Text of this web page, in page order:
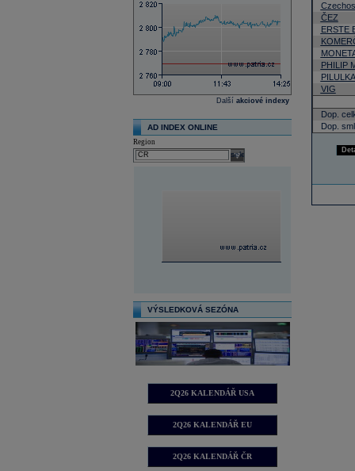
Další akciové indexy
AD INDEX ONLINE
Region
select
VÝSLEDKOVÁ SEZÓNA
2Q26 KALENDÁŘ USA
2Q26 KALENDÁŘ EU
2Q26 KALENDÁŘ ČR
ČEZ
ERSTE
PHILIP
VIG
Dop.
Dop.